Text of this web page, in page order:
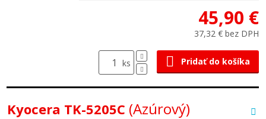
45,90 €
37,32 € bez DPH
ks Pridať do košíka
Kyocera TK-5205C (Azúrový)